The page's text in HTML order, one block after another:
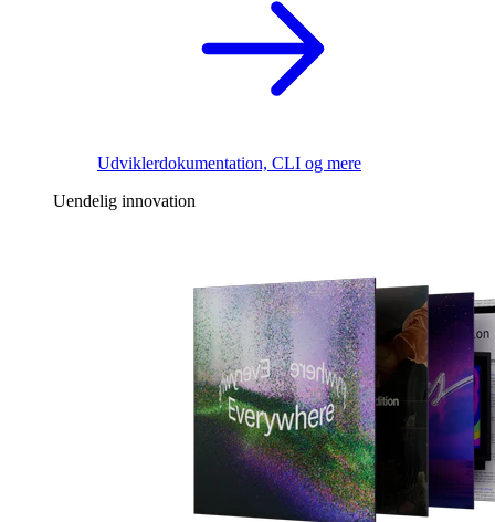
Udviklerdokumentation, CLI og mere
Uendelig innovation